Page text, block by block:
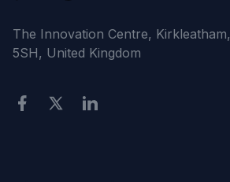
The Innovation Centre,
5SH, United Kingdom